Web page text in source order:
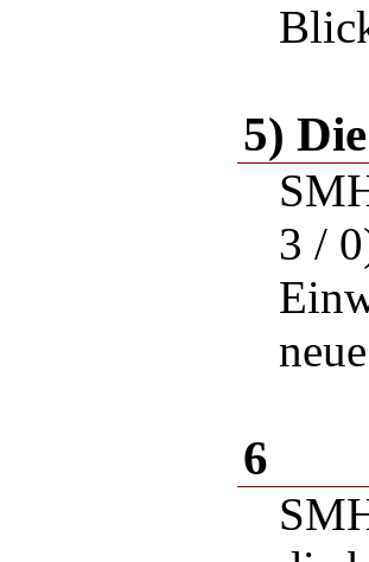
5)
3 /
6